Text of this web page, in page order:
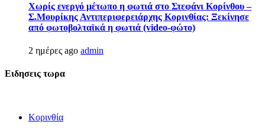
Χωρίς ενεργό μέτωπο η φωτιά στο Στεφάνι Κορίνθου –
Σ.Μουρίκης Αντιπεριφερειάρχης Κορινθίας: Ξεκίνησε
από φωτοβολταϊκά η φωτιά (video-φώτο)
2 ημέρες ago admin
Ειδησεις τωρα
Κορινθία